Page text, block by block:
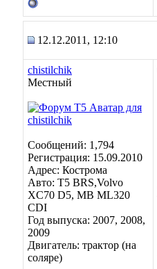
12.12.2011, 12:10
chistilchik
Местный
Сообщений: 1,794
Регистрация: 15.09.2010
Адрес: Кострома
Авто: Т5 BRS,Volvo
XC70 D5, МВ ML320
CDI
Год выпуска: 2007, 2008,
2009
Двигатель: трактор (на
соляре)